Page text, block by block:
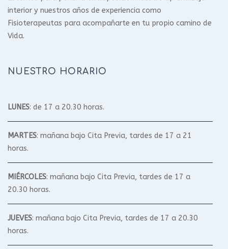
interior y nuestros años de experiencia como
Fisioterapeutas para acompañarte en tu propio camino de
Vida.
NUESTRO HORARIO
LUNES: de 17 a 20.30 horas.
MARTES: mañana bajo Cita Previa, tardes de 17 a 21
horas.
MIÉRCOLES: mañana bajo Cita Previa, tardes de 17 a
20.30 horas.
JUEVES: mañana bajo Cita Previa, tardes de 17 a 20.30
horas.